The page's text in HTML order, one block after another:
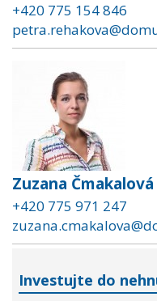
+420 775 154 846
Zuzana Čmakalová
+420 775 971 247
Investujte do